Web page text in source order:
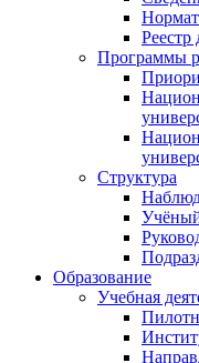
Программы
Структура
Образование
Учебная